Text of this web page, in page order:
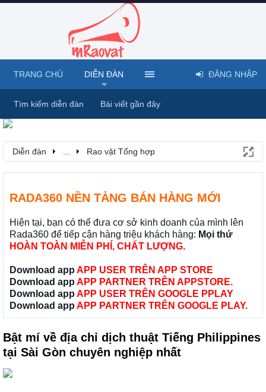
Diễn đàn Rao vặt Tổng hợp
RADA360 NỀN TẢNG BÁN HÀNG MỚI
Hiện tại, bạn có thể đưa cơ sở kinh doanh của mình lên
Rada360 để tiếp cận hàng triệu khách hàng: Mọi thứ
HOÀN TOÀN MIỄN PHÍ, CHẤT LƯỢNG.
Download app APP USER TRÊN APP STORE
Download app APP PARTNER TRÊN APPSTORE.
Download app APP USER TRÊN GOOGLE PPLAY
Download app APP PARTNER TRÊN GOOGLE PLAY.
Bật mí về địa chỉ dịch thuật Tiếng Philippines
tại Sài Gòn chuyên nghiệp nhất
TRANG CHỦ DIỄN ĐÀN
Tìm kiếm diễn đàn Bài viết gần đây
ĐĂNG NHẬP